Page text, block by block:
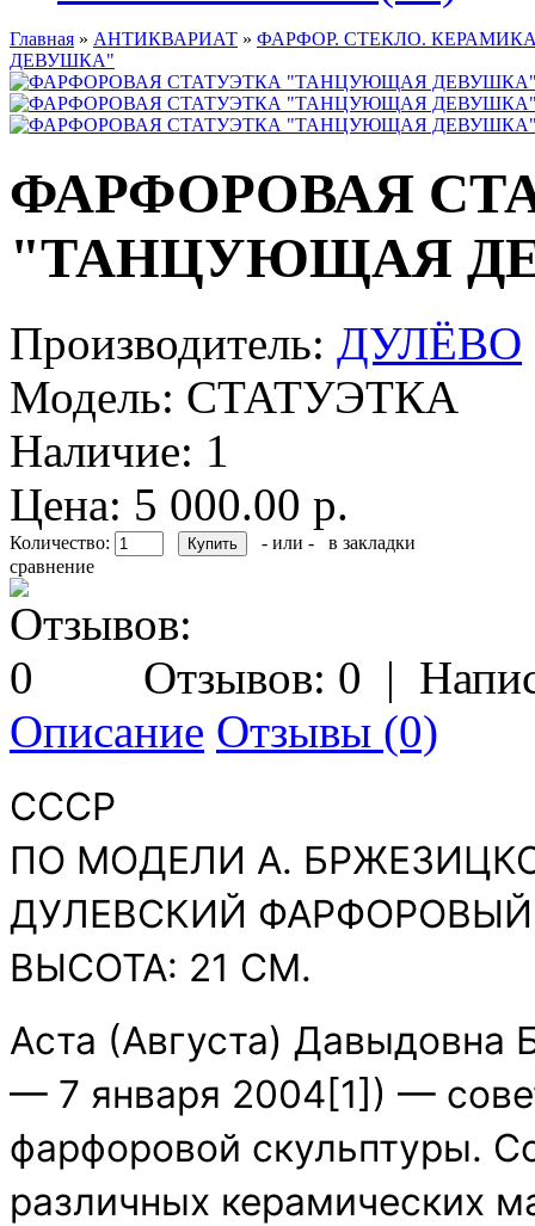
Главная » АНТИКВАРИАТ » ФАРФОР. СТЕКЛО.
ДЕВУШКА"
ФАРФОРОВАЯ
"ТАНЦУЮЩАЯ
Производитель: ДУЛЁВО
Модель: СТАТУЭТКА
Наличие: 1
Цена: 5 000.00 р.
Количество: - или -
в закладки
сравнение
Отзывов: 0 |
Описание Отзывы (0)
СССР
ПО МОДЕЛИ А.
ДУЛЕВСКИЙ
ВЫСОТА: 21 СМ.
Аста (Августа) Давыдовна
— 7 января 2004[1]) —
фарфоровой скульптуры.
различных керамических